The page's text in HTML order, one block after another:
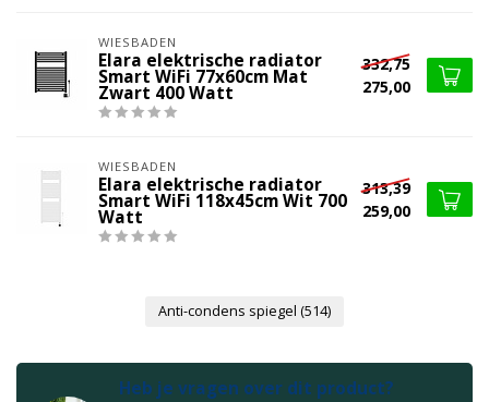
WIESBADEN
Elara elektrische radiator
Smart WiFi 77x60cm Mat
Zwart 400 Watt
332,75
275,00
WIESBADEN
Elara elektrische radiator
Smart WiFi 118x45cm Wit 700
Watt
313,39
259,00
Anti-condens spiegel (514)
Heb je vragen over dit product?